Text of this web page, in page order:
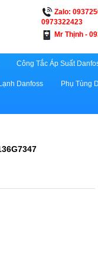
Zalo:
0973322423
Mr Thịnh -
Công Tắc Áp Suất
Danfoss Phụ Tùng